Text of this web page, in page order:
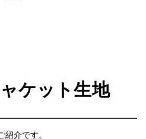
ケット生地
介です。